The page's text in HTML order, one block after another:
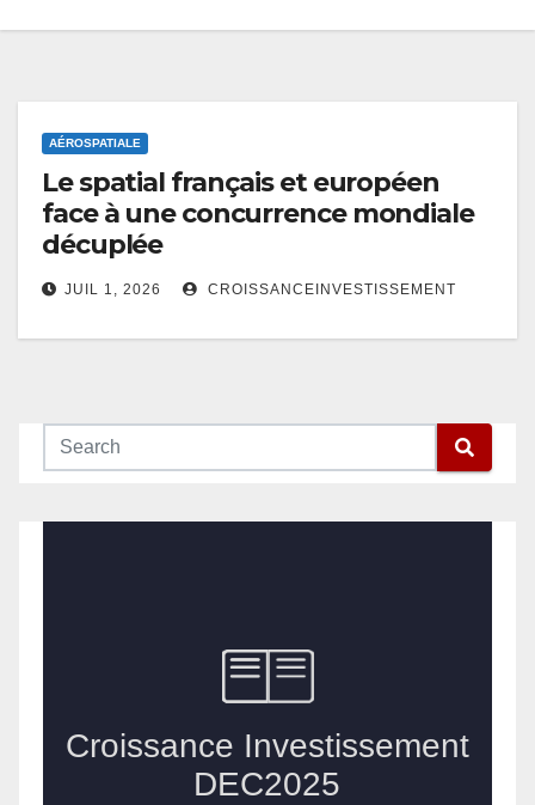
AÉROSPATIALE
Le spatial français et européen
face à une concurrence mondiale
décuplée
JUIL 1, 2026 CROISSANCEINVESTISSEMENT